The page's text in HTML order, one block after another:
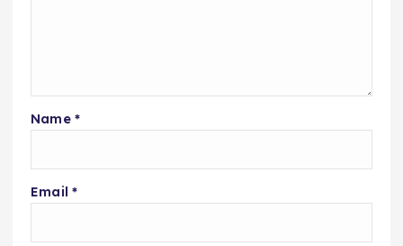
Name *
Email *